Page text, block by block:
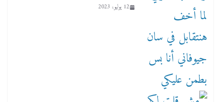
12 يوليو، 2023